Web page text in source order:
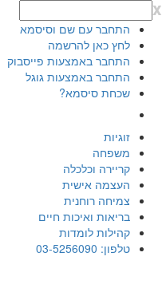
x
התחבר עם שם וסיסמא
לחץ כאן להרשמה
התחבר באמצעות פייסבוק
התחבר באמצעות גוגל
שכחת סיסמא?
זוגיות
משפחה
קריירה וכלכלה
העצמה אישית
צמיחה רוחנית
בריאות ואיכות חיים
קהילות לומדות
טלפון: 03-5256090